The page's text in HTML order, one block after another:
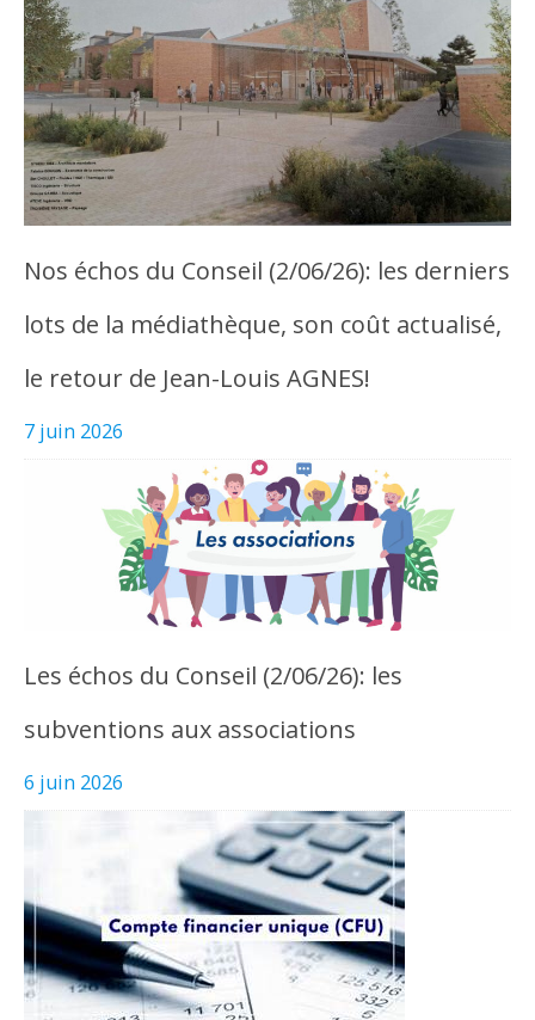
Nos échos du Conseil (2/06/26): les derniers
lots de la médiathèque, son coût actualisé,
le retour de Jean-Louis AGNES!
7 juin 2026
Les échos du Conseil (2/06/26): les
subventions aux associations
6 juin 2026